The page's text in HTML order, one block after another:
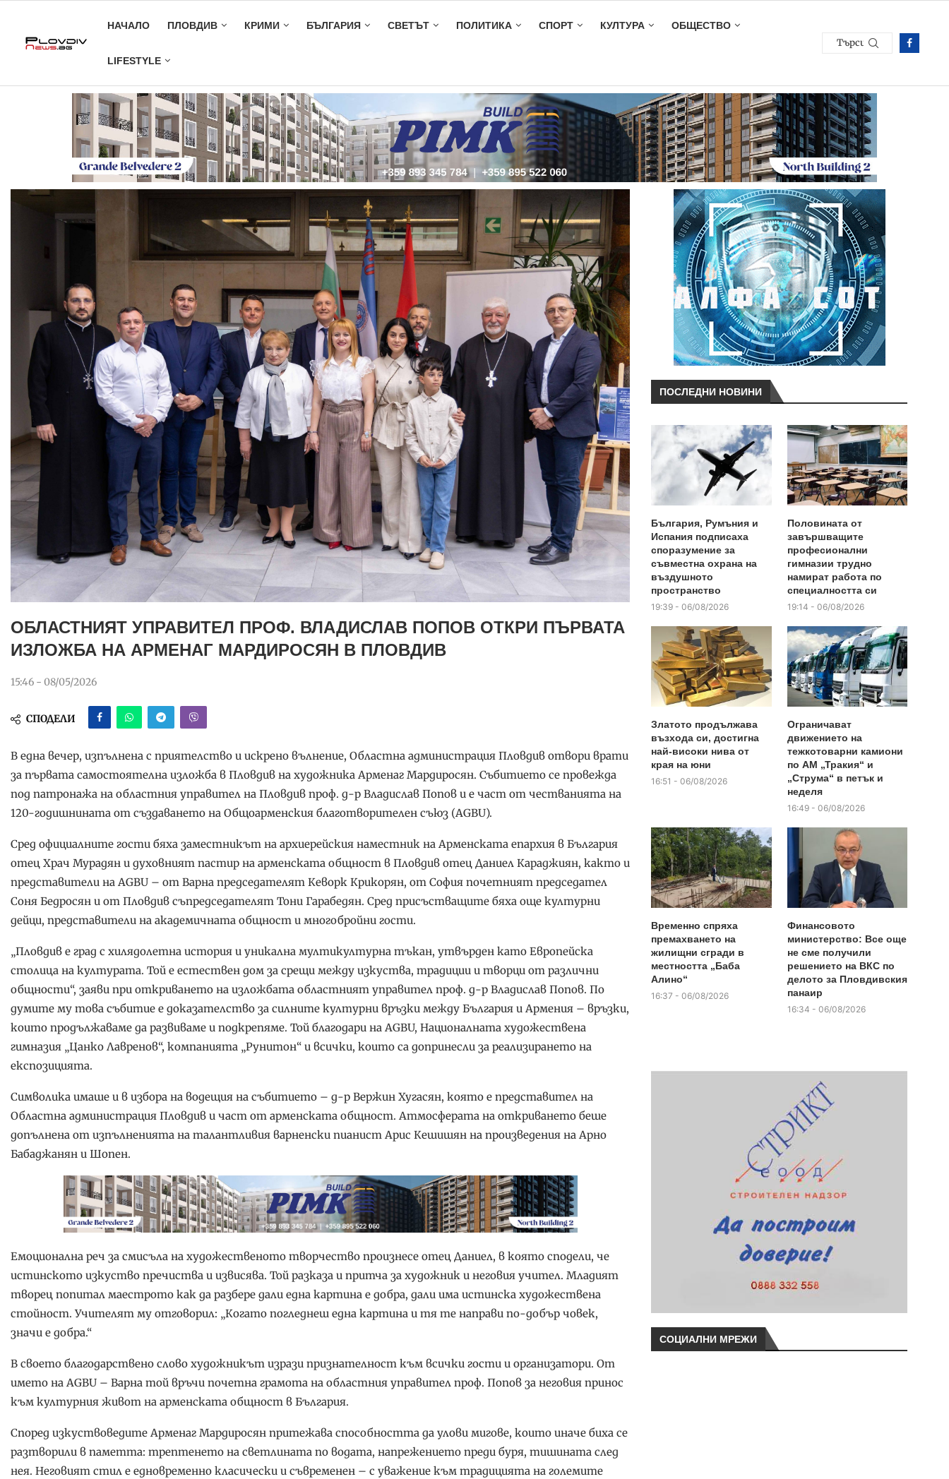
НАЧАЛО ПЛОВДИВ КРИМИ БЪЛГАРИЯ СВЕТЪТ ПОЛИТИКА СПОРТ КУЛТУРА ОБЩЕСТВО
LIFESTYLE
ОБЛАСТНИЯТ УПРАВИТЕЛ ПРОФ. ВЛАДИСЛАВ ПОПОВ ОТКРИ ПЪРВАТА
ИЗЛОЖБА НА АРМЕНАГ МАРДИРОСЯН В ПЛОВДИВ
15:46 - 08/05/2026
СПОДЕЛИ
В една вечер, изпълнена с приятелство и искрено вълнение, Областна администрация Пловдив отвори врати
за първата самостоятелна изложба в Пловдив на художника Арменаг Мардиросян. Събитието се провежда
под патронажа на областния управител на Пловдив проф. д-р Владислав Попов и е част от честванията на
120-годишнината от създаването на Общоарменския благотворителен съюз (AGBU).
Сред официалните гости бяха заместникът на архиерейския наместник на Арменската епархия в България
отец Храч Мурадян и духовният пастир на арменската общност в Пловдив отец Даниел Караджиян, както и
представители на AGBU – от Варна председателят Кеворк Крикорян, от София почетният председател
Соня Бедросян и от Пловдив съпредседателят Тони Гарабедян. Сред присъстващите бяха още културни
дейци, представители на академичната общност и многобройни гости.
„Пловдив е град с хилядолетна история и уникална мултикултурна тъкан, утвърден като Европейска
столица на културата. Той е естествен дом за срещи между изкуства, традиции и творци от различни
общности“, заяви при откриването на изложбата областният управител проф. д-р Владислав Попов. По
думите му това събитие е доказателство за силните културни връзки между България и Армения – връзки,
които продължаваме да развиваме и подкрепяме. Той благодари на AGBU, Националната художествена
гимназия „Цанко Лавренов“, компанията „Рунитон“ и всички, които са допринесли за реализирането на
експозицията.
Символика имаше и в избора на водещия на събитието – д-р Вержин Хугасян, която е представител на
Областна администрация Пловдив и част от арменската общност. Атмосферата на откриването беше
допълнена от изпълненията на талантливия варненски пианист Арис Кешишян на произведения на Арно
Бабаджанян и Шопен.
Емоционална реч за смисъла на художественото творчество произнесе отец Даниел, в която сподели, че
истинското изкуство пречиства и извисява. Той разказа и притча за художник и неговия учител. Младият
творец попитал маестрото как да разбере дали една картина е добра, дали има истинска художествена
стойност. Учителят му отговорил: „Когато погледнеш една картина и тя те направи по-добър човек,
значи е добра.“
В своето благодарствено слово художникът изрази признателност към всички гости и организатори. От
името на AGBU – Варна той връчи почетна грамота на областния управител проф. Попов за неговия принос
към културния живот на арменската общност в България.
Според изкуствоведите Арменаг Мардиросян притежава способността да улови мигове, които иначе биха се
разтворили в паметта: трептенето на светлината по водата, напрежението преди буря, тишината след
нея. Неговият стил е едновременно класически и съвременен – с уважение към традицията на големите
ПОСЛЕДНИ НОВИНИ
България, Румъния и
Испания подписаха
споразумение за
съвместна охрана на
въздушното
пространство
19:39 - 06/08/2026
Половината от
завършващите
професионални
гимназии трудно
намират работа по
специалността си
19:14 - 06/08/2026
Златото продължава
възхода си, достигна
най-високи нива от
края на юни
16:51 - 06/08/2026
Ограничават
движението на
тежкотоварни камиони
по АМ „Тракия“ и
„Струма“ в петък и
неделя
16:49 - 06/08/2026
Временно спряха
премахването на
жилищни сгради в
местността „Баба
Алино“
16:37 - 06/08/2026
Финансовото
министерство: Все още
не сме получили
решението на ВКС по
делото за Пловдивския
панаир
16:34 - 06/08/2026
СОЦИАЛНИ МРЕЖИ